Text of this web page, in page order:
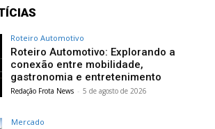
Roteiro Automotivo
Roteiro Automotivo: Explorando a
conexão entre mobilidade,
gastronomia e entretenimento
Redação Frota News - 5 de agosto de 2026
Mercado